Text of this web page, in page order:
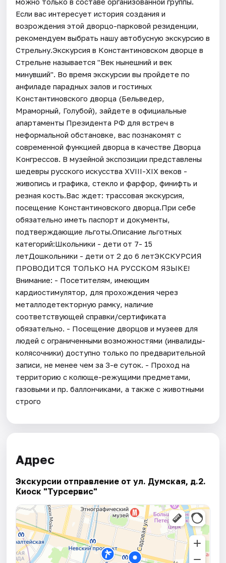
Если вас интересует история создания и
возрождения этой дворцо-парковой резиденции,
рекомендуем выбрать нашу автобусную экскурсию в
Стрельну.Экскурсия в Константиновском дворце в
Стрельне называется "Век нынешний и век
минувший". Во время экскурсии вы пройдете по
анфиладе парадных залов и гостиных
Константиновского дворца (Бельведер,
Мраморный, Голубой), зайдете в официальные
апартаменты Президента РФ для встреч в
неформальной обстановке, вас познакомят с
современной функцией дворца в качестве Дворца
Конгрессов. В музейной экспозиции представлены
шедевры русского искусства XVIII-XIX веков -
живопись и графика, стекло и фарфор, финифть и
резная кость.Вас ждет: трассовая экскурсия,
посещение Константиновского дворца.При себе
обязательно иметь паспорт и документы,
подтверждающие льготы.Описание льготных
категорий:Школьники - дети от 7- 15
летДошкольники - дети от 2 до 6 летЭКСКУРСИЯ
ПРОВОДИТСЯ ТОЛЬКО НА РУССКОМ ЯЗЫКЕ!
Внимание: - Посетителям, имеющим
кардиостимулятор, для прохождения через
металлодетекторную рамку, наличие
соответствующей справки/сертификата
обязательно. - Посещение дворцов и музеев для
людей с ограниченными возможностями (инвалиды-
колясочники) доступно только по предварительной
записи, не менее чем за 3-е суток. - Проход на
территорию с колюще-режущими предметами,
газовыми и пр. баллончиками, а также с животными
строго
Адрес
Экскурсии отправление от ул. Думская, д.2.
Киоск "Турсервис"